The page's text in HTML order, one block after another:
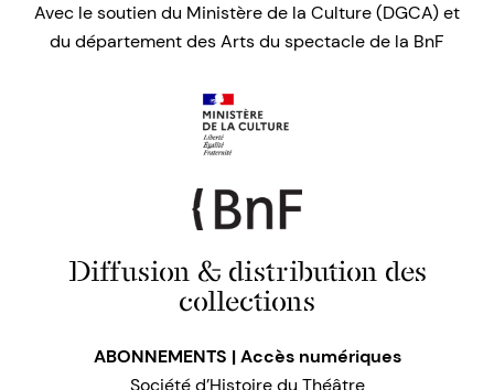
Avec le soutien du Ministère de la Culture (DGCA) et
du département des Arts du spectacle de la BnF
Diffusion & distribution des
collections
ABONNEMENTS | Accès numériques
Société d’Histoire du Théâtre